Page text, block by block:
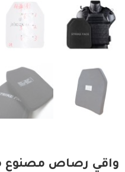
واقي رصاص مصنوع